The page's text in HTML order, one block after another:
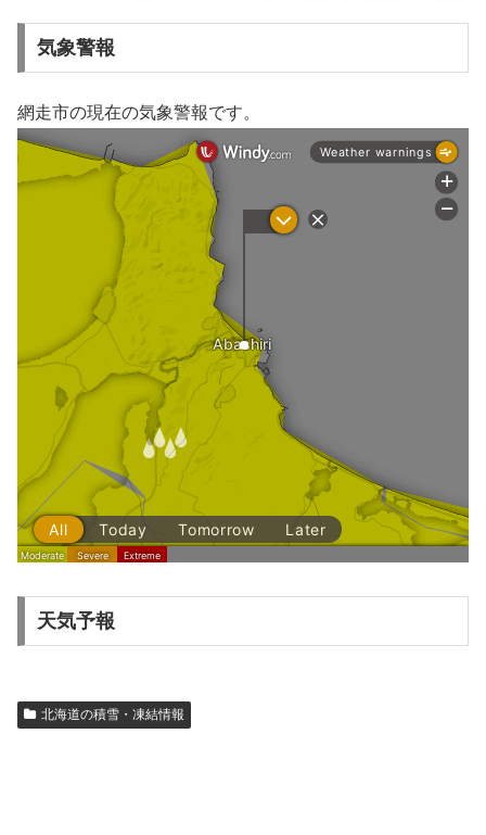
気象警報
網走市の現在の気象警報です。
天気予報
北海道の積雪・凍結情報